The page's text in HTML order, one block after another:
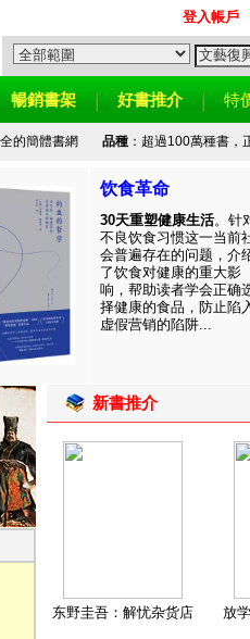
登入帳戶
暢銷書架 好書推介 特
的簡體書網 品種：超過100萬種書，
饮食革命
30天重塑健康生活。针
不良饮食习惯这一当前
会普遍存在的问题，介
了饮食对健康的重大影
响，帮助读者学会正确
择健康的食品，防止陷
虚假营销的陷阱...
新書推介
东野圭吾：解忧杂货店 放